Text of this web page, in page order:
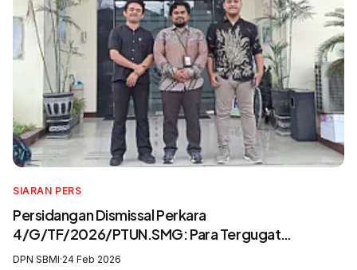
SIARAN PERS
Persidangan Dismissal Perkara
4/G/TF/2026/PTUN.SMG: Para Tergugat
Mengingkari SIP3MI dan Mengabaikan UU
DPN SBMI·24 Feb 2026